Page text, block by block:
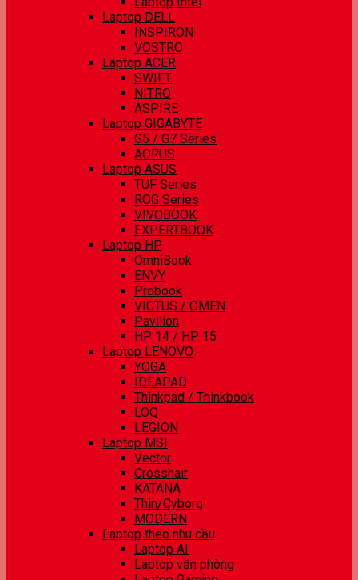
Laptop DELL
INSPIRON
VOSTRO
Laptop ACER
SWIFT
NITRO
ASPIRE
Laptop GIGABYTE
G5 / G7 Series
AORUS
Laptop ASUS
TUF Series
ROG Series
VIVOBOOK
EXPERTBOOK
Laptop HP
OmniBook
ENVY
Probook
VICTUS / OMEN
Pavilion
HP 14 / HP 15
Laptop LENOVO
YOGA
IDEAPAD
Thinkpad / Thinkbook
LOQ
LEGION
Laptop MSI
Vector
Crosshair
KATANA
Thin/Cyborg
MODERN
Laptop theo nhu cầu
Laptop AI
Laptop văn phòng